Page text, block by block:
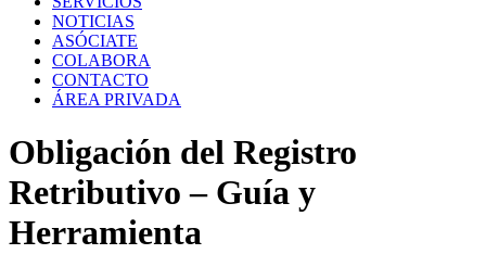
NOTICIAS
ASÓCIATE
COLABORA
CONTACTO
ÁREA PRIVADA
Obligación del Registro
Retributivo – Guía y
Herramienta